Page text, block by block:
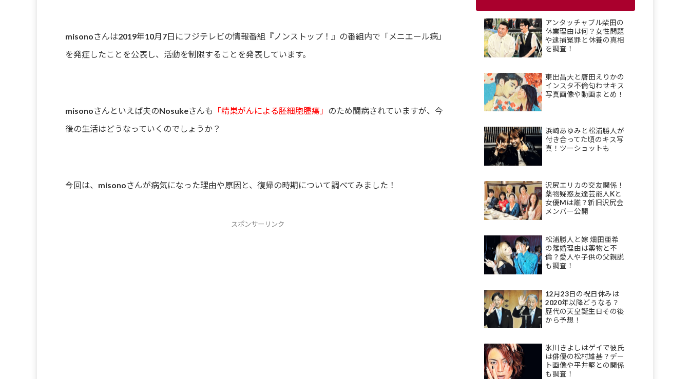
misonoさんは2019年10月7日にフジテレビの情報番組『ノンストップ！』の番組内で「メニエール病」
を発症したことを公表し、活動を制限することを発表しています。
misonoさんといえば夫のNosukeさんも 「精巣がんによる胚細胞腫瘍」 のため闘病されていますが、今
後の生活はどうなっていくのでしょうか？
今回は、misonoさんが病気になった理由や原因と、復帰の時期について調べてみました！
スポンサーリンク
アンタッチャブル柴田の
休業理由は何？女性問題
や逮捕冤罪と休養の真相
を調査！
東出昌大と唐田えりかの
インスタ不倫匂わせキス
写真画像や動画まとめ！
浜崎あゆみと松浦勝人が
付き合ってた頃のキス写
真！ツーショットも
沢尻エリカの交友関係！
薬物疑惑友達芸能人Kと
女優Mは誰？新旧沢尻会
メンバー公開
松浦勝人と嫁 畑田亜希
の離婚理由は薬物と不
倫？愛人や子供の父親説
も調査！
12月23日の祝日休みは
2020年以降どうなる？
歴代の天皇誕生日その後
から予想！
氷川きよしはゲイで彼氏
は俳優の松村雄基？デー
ト画像や平井堅との関係
も調査！